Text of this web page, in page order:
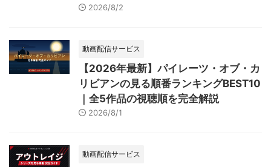
2026/8/2
動画配信サービス
【2026年最新】パイレーツ・オブ・カ
リビアンの見る順番ランキングBEST10
｜全5作品の視聴順を完全解説
2026/8/1
動画配信サービス